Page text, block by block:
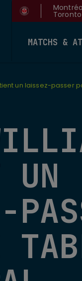
MATCHS &
un laissez-passer
UN